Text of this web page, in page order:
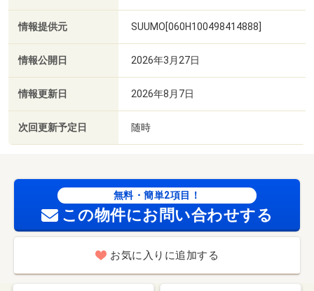
情報提供元 SUUMO[060H100498414888]
情報公開日 2026年3月27日
情報更新日 2026年8月7日
次回更新予定日 随時
無料・簡単2項目！
この物件にお問い合わせする
お気に入りに追加する